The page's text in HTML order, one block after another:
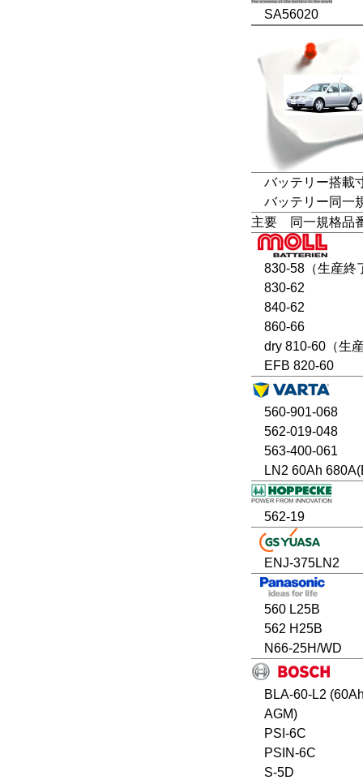
SA56020
バッテリー搭載
バッテリー同一
主要 同一規格品
830-58（生産終
830-62
840-62
860-66
dry 810-60（生
EFB 820-60
560-901-068
562-019-048
563-400-061
LN2 60Ah
562-19
ENJ-375LN2
560 L25B
562 H25B
N66-25H/WD
BLA-60-L2
AGM)
PSI-6C
PSIN-6C
S-5D